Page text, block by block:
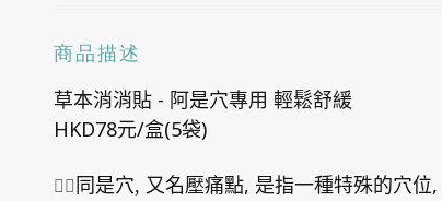
商品描述
草本消消貼 - 阿是穴專用 輕鬆舒緩
HKD78元/盒(5袋)
👉🏻 同是穴, 又名壓痛點, 是指一種特殊的穴位,